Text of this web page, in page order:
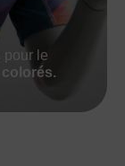
pour le